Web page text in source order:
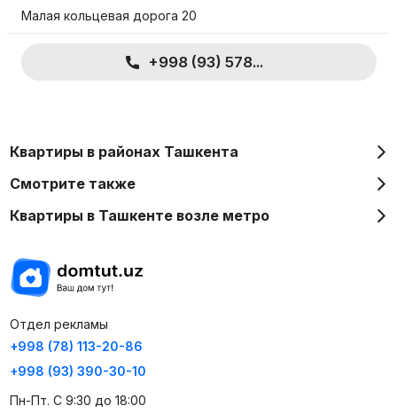
Малая кольцевая дорога 20
+998 (93) 578...
Квартиры в районах Ташкента
Смотрите также
Квартиры в Ташкенте возле метро
Отдел рекламы
+998 (78) 113-20-86
+998 (93) 390-30-10
Пн-Пт. С 9:30 до 18:00